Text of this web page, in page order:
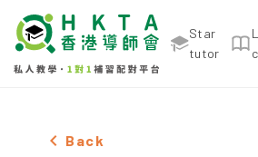
Star
tutor
Female Primary 1,All
Back